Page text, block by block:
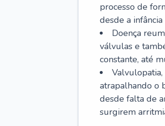
processo de
desde a
Doença
válvulas e
constante, até
atrapalhando o
desde falta de
surgirem